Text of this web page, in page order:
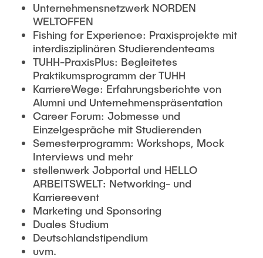
Unternehmensnetzwerk NORDEN
WELTOFFEN
Fishing for Experience: Praxisprojekte mit
interdisziplinären Studierendenteams
TUHH-PraxisPlus: Begleitetes
Praktikumsprogramm der TUHH
KarriereWege: Erfahrungsberichte von
Alumni und Unternehmenspräsentation
Career Forum: Jobmesse und
Einzelgespräche mit Studierenden
Semesterprogramm: Workshops, Mock
Interviews und mehr
stellenwerk Jobportal und HELLO
ARBEITSWELT: Networking- und
Karriereevent
Marketing und Sponsoring
Duales Studium
Deutschlandstipendium
uvm.